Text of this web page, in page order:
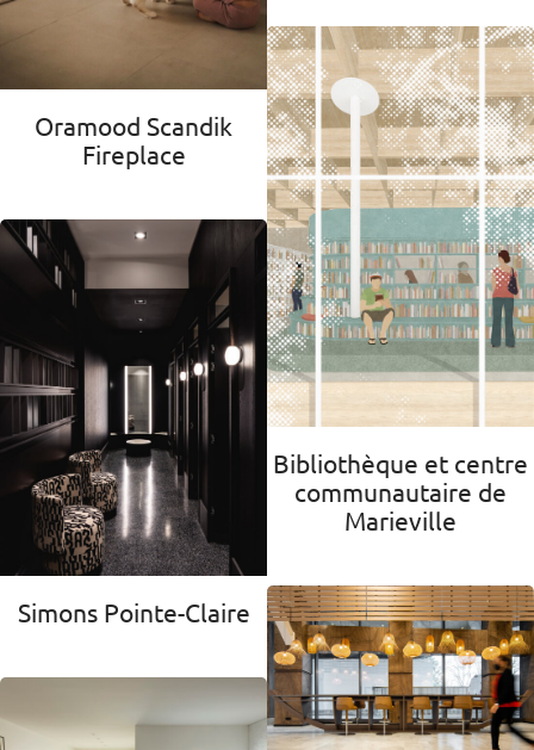
Oramood Scandik
Fireplace
Simons Pointe-Claire
Bibliothèque et centre
communautaire de
Marieville